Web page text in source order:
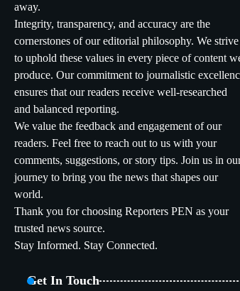
away.
Integrity, transparency, and accuracy are the
cornerstones of our editorial philosophy. We strive
to uphold these values in every piece of content
produce. Our commitment to journalistic
ensures that our readers receive well-researched
and balanced reporting.
We value the feedback and engagement of our
readers. Feel free to reach out to us with your
comments, suggestions, or story tips. Join us in
journey to bring you the news that shapes our
world.
Thank you for choosing Reporters PEN as your
trusted news source.
Stay Informed. Stay Connected.
Get In Touch